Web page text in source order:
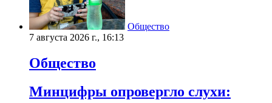
Общество
7 августа 2026 г., 16:13
Общество
Минцифры опровергло слухи: